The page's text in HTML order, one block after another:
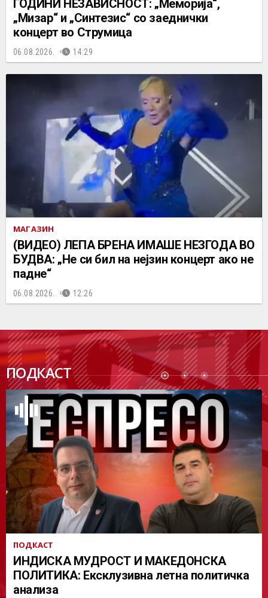
ГОДИНИ НЕЗАВИСНОСТ: „Меморија“,
„Мизар“ и „Синтезис“ со заеднички
концерт во Струмица
06.08.2026. 14:29
МАГАЗИН
(ВИДЕО) ЛЕПА БРЕНА ИМАШЕ НЕЗГОДА ВО
БУДВА: „Не си бил на нејзин концерт ако не
падне“
06.08.2026. 12:26
ПОДКАСТ
ПОДК
АСТ
ПОДКАСТ
ИНДИСКА МУДРОСТ И МАКЕДОНСКА
ПОЛИТИКА: Ексклузивна летна политичка
анализа